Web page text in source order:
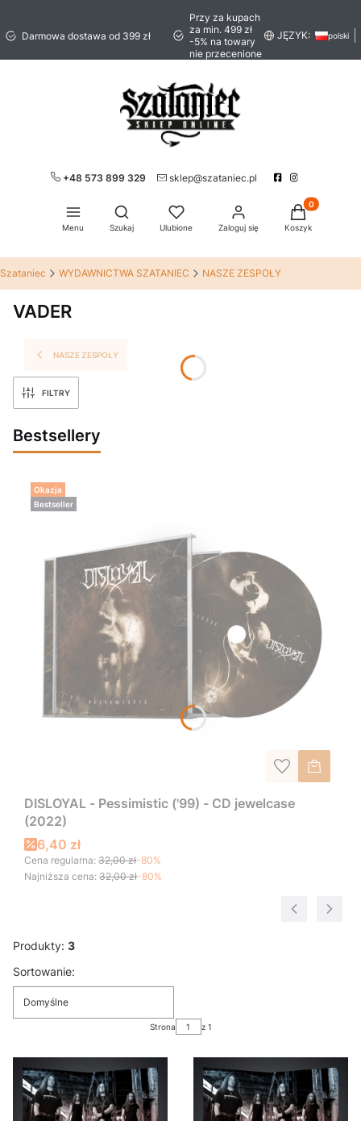
Darmowa dostawa od 399 zł
Przy za kupach
za min. 499 zł
-5% na towary
nie przecenione
JĘZYK: polski
+48 573 899 329 sklep@szataniec.pl
Menu
Otwórz wyszukiwarkę
Szukaj Ulubione Zaloguj się
Produkty w
Koszyk
Szataniec WYDAWNICTWA SZATANIEC NASZE ZESPOŁY
VADER
NASZE ZESPOŁY
FILTRY
Bestsellery
Okazja
Bestseller
DISLOYAL - Pessimistic ('99) - CD jewelcase
(2022)
6,40 zł
Cena regularna: 32,00 zł-80%
Najniższa cena: 32,00 zł-80%
Produkty: 3
Lista produktów
Sortowanie:
Domyślne
Strona z 1